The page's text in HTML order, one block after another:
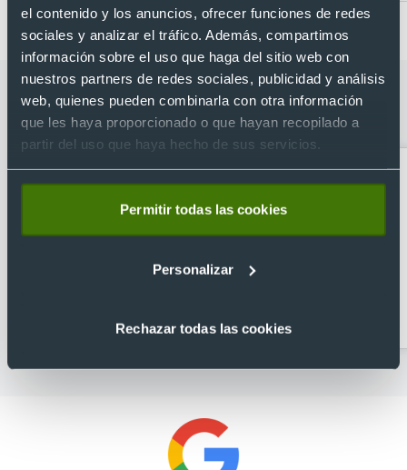
el contenido y los anuncios, ofrecer funciones de redes
sociales y analizar el tráfico. Además, compartimos
información sobre el uso que haga del sitio web con
nuestros partners de redes sociales, publicidad y análisis
web, quienes pueden combinarla con otra información
que les haya proporcionado o que hayan recopilado a
partir del uso que haya hecho de sus servicios.
Permitir todas las cookies
Personalizar
Rechazar todas las cookies
Categorías relacionadas con Chaleco
safari multibolsillos Soviet
personalizados